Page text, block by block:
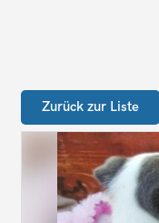
Zurück zur Liste